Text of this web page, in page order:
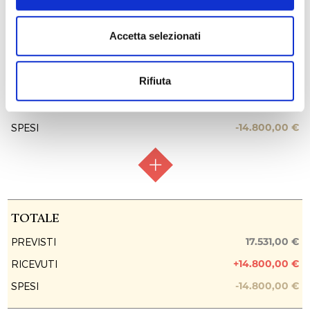
Accetta selezionati
Rifiuta
Interventi con raccolta aperta
Messa in sicurezza della Villa
RICEVUTI +14.800,00 €
SPESI -14.800,00 €
PREVISIONE COSTO TOTALE DELL’INTERVENTO
TOTALE
PREVISTI 17.531,00 €
RICEVUTI +14.800,00 €
SPESI -14.800,00 €